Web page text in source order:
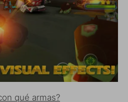
qué armas?